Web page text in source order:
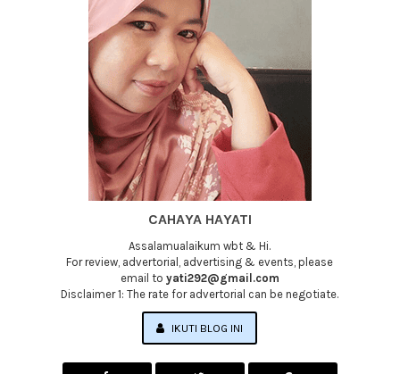
CAHAYA HAYATI
Assalamualaikum wbt & Hi.
For review, advertorial, advertising & events, please
email to yati292@gmail.com
Disclaimer 1: The rate for advertorial can be negotiate.
IKUTI BLOG INI